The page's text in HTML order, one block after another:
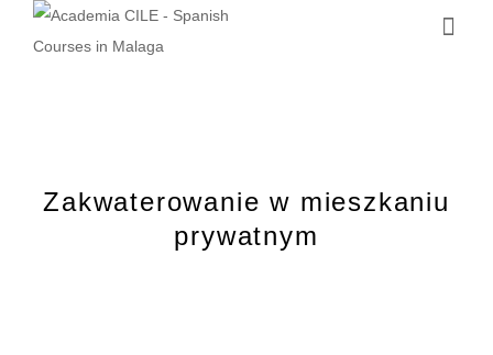
Zakwaterowanie w mieszkaniu
prywatnym